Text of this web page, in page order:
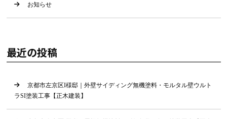
お知らせ
最近の投稿
京都市左京区I様邸｜外壁サイディング無機塗料・モルタル壁ウルト
ラSI塗装工事【正木建装】